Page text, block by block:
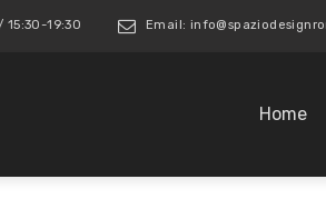
19:30 Email:
Home